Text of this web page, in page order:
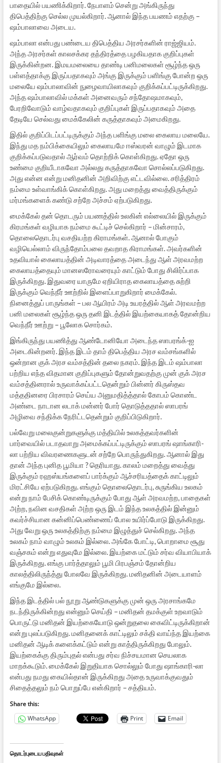
பாதையில் பயணிக்கிறார். நேபாளம் சென்று அங்கிருந்து
திபெத்திற்கு செல்ல முயல்கிறார். ஆனால் இந்த பயணம் எதற்கு –
ஷம்பாலாவை அடைய.
ஷம்பாலா என்பது பண்டைய திபெத்திய அரசர்களின் ராஜ்ஜியம்.
அந்த அரசர்கள் காலசக்கர தந்திரத்தை பழகியதாக குறிப்புகள்
இருக்கின்றன. இமயமலையை தாண்டி பனிமலைகள் சூழ்ந்த ஒரு
பள்ளத்தாக்கு இருப்பதாகவும் அங்கு இருக்கும் பளிங்கு போன்ற ஒரு
மலையே ஷம்பாலாவின் நுழைவாயிலாகவும் குறிக்கப்பட்டிருக்கிறது.
அந்த ஷம்பாலாவில் மக்கள் அனைவரும் சந்தோஷமாகவும்,
பேரறிவோடும் வாழ்வதாகவும் குறிப்புகள் இருப்பதாகவும் அதை
தேடியே செல்வது மைக்கேலின் கருத்தாகவும் அமைகிறது.
இதில் குறிப்பிடப்பட்டிருக்கும் அந்த பளிங்கு மலை கைலாய மலையே.
இந்து மத நம்பிக்கையிலும் கைலாயமே ஈஸ்வரன் வாழும் இடமாக
குறிக்கப்படுவதால் ஆர்வம் தொற்றிக் கொள்கிறது. ஏதோ ஒரு
உண்மை குறியீடாகவோ அல்லது கருத்தாகவோ சொல்லப்படுகிறது.
அது என்ன என்று மனிதனின் அறிவிற்கு எட்டவில்லை. சரித்திரம்
நம்மை உள்வாங்கிக் கொள்கிறது. அது மறைத்து வைத்திருக்கும்
மர்மங்களைக் கண்டு சற்றே அச்சம் ஏற்படுகிறது.
மைக்கேல் தன் தொடரும் பயணத்தில் உலகின் எல்லையில் இருக்கும்
கிரமங்கள் வழியாக நம்மை கூட்டிச் செல்கிறார் – மின்சாரம்,
தொலைதொடர்பு வசதியற்ற கிராமங்கள். ஆனால் போகும்
வழியெல்லாம் விருந்தோம்பலை தவறாத கிராமங்கள். அவர்களின்
உதவியால் கைலாயத்தின் அடிவாரத்தை அடைந்து ஆள் அரவமற்ற
கைலாயத்தையும் மானஸரோவரையும் காட்டும் போது சிலிர்ப்பாக
இருக்கிறது. இதுவரை யாருமே ஏறியிராத கைலாயத்தை சுற்றி
இருக்கும் வெந்நீர் ஊற்றில் இளைப்பாறுகிறார் மைக்கேல்.
நினைத்துப் பாருங்கள் – பல ஆயிரம் அடி உயரத்தில் ஆள் அரவமற்ற
பனி மலைகள் சூழ்ந்த ஒரு தனி இடத்தில் இயற்கையாகத் தோன்றிய
வெந்நீர் ஊற்று – பூலோக சொர்கம்.
இங்கிருந்து பயணித்து ஆண்டோனியோ அடைந்த ஸாபரங்க்-ஐ
அடைகின்றனர். இந்த இடம் தாம் திபெத்திய அரச வம்சங்களில்
ஒன்றான குக் அரச வம்சத்தின் தலை நகரம். இந்த இடம் ஷம்பாலா
பற்றிய எந்த விதமான குறிப்புகளும் தோன்றுவதற்கு முன் குக் அரச
வம்சத்தினரால் உருவாக்கப்பட்டதென்றும் பின்னர் கிருஸ்தவ
மத்ததினரை பிரசாரம் செய்ய அனுமதித்த்தால் கோபம் கொண்ட
அண்டை நாடான லடாக் மன்னர் போர் தொடுத்ததால் ஸாபரங்
அழிவை சந்திக்க நேரிட்டதென்றும் குறிப்பிடுகிறார்.
பல்வேறு மலைகுன்றுகளுக்கு மத்தியில் உலகத்தவர்களின்
பார்வையில் படாதவாறு அமைக்கப்பட்டிருக்கும் ஸாபரங் ஷாங்காரி-
லா பற்றிய விவரணைகளுடன் சற்றே பொருந்துகிறது. ஆனால் இது
தான் அந்த புனித பூமியா ? தெரியாது. காலம் மறைத்து வைத்து
இருக்கும் ரஹஸ்யங்களைப் பார்க்கும் ஆச்சரியத்தைக் காட்டிலும்
மிரட்சியே ஏற்படுகிறது. எங்கும் தொலைதொடர்பு, சுருங்கிய உலகம்
என்று நாம் பேசிக் கொண்டிருக்கும் போது ஆள் அரவமற்ற, பாதைகள்
அற்ற, நவின வசதிகள் அற்ற ஒரு இடம் இந்த உலகத்தில் இன்னும்
கவர்ச்சியான கன்னிப்பெண்ணைப் போல உயிர்ப்போடு இருக்கிறது.
அது வேறு ஒரு உலகத்திற்கு நம்மை இழுத்துச் செல்கிறது. அந்த
உலகம் நாம் வாழும் உலகம் இல்லை. அங்கே போட்டி, பொறாமை சூது
வஞ்சகம் என்று எதுவுமே இல்லை. இயற்கை மட்டும் சர்வ வியாபியாக்
இருக்கிறது. எங்கு பார்த்தாலும் பூமி பிரபஞ்சம் தோன்றிய
காலத்திலிருந்த்து போலவே இருக்கிறது. மனிதனின் அடையாளம்
எங்குமே இல்லை.
இந்த இடத்தில் பல் நூறு ஆண்டுகளுக்கு முன் ஒரு அரசாங்கமே
நடந்திருக்கின்றது என்னும் செய்தி – மனிதன் தமக்குள் உறவாடும்
பொருட்டு மனிதன் இயற்கையோடு ஒன்றுதலை கைவிட்டிருக்கிறான்
என்று புலப்படுகிறது. மனிதனைக் காட்டிலும் சக்தி வாய்ந்த இயற்கை
மனிதன் ஆடிக் களைக்கட்டும் என்று காத்திருக்கிறது போலும்.
இயற்கைக்கு திரும்புதல் என்பது சர்வ நிச்சயமான செயலாக
மாறக்கூடும். மைக்கேல் இறுதியாக சொல்லும் போது ஷாங்காரி-லா
என்பது நமது கையில்தான் இருக்கிறது அதை உருவாக்குவதும்
சிதைத்தலும் நம் பொறுப்பே என்கிறார் – சத்தியம்.
Share this:
WhatsApp
Print Email
தொடர்புடைய பதிவுகள்